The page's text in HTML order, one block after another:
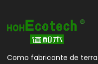
Como fabricante de